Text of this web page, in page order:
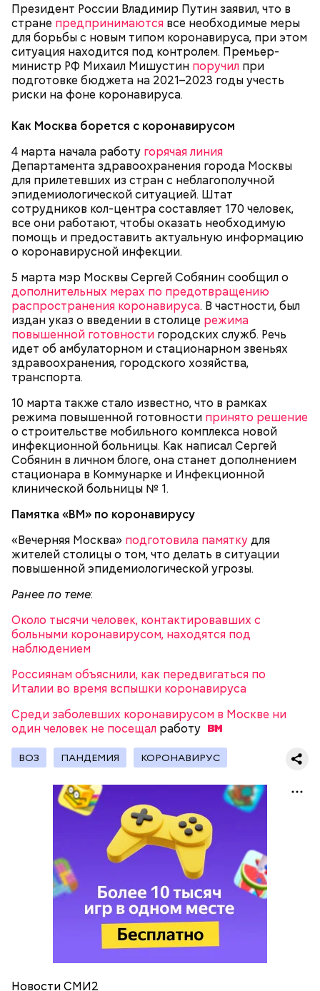
Президент России Владимир Путин заявил, что в
стране предпринимаются все необходимые меры
для борьбы с новым типом коронавируса, при этом
ситуация находится под контролем. Премьер-
министр РФ Михаил Мишустин поручил при
подготовке бюджета на 2021–2023 годы учесть
риски на фоне коронавируса.
Как Москва борется с коронавирусом
4 марта начала работу горячая линия
Департамента здравоохранения города Москвы
для прилетевших из стран с неблагополучной
эпидемиологической ситуацией. Штат
сотрудников кол-центра составляет 170 человек,
все они работают, чтобы оказать необходимую
помощь и предоставить актуальную информацию
о коронавирусной инфекции.
5 марта мэр Москвы Сергей Собянин сообщил о
дополнительных мерах по предотвращению
распространения коронавируса. В частности, был
издан указ о введении в столице режима
повышенной готовности городских служб. Речь
идет об амбулаторном и стационарном звеньях
здравоохранения, городского хозяйства,
транспорта.
10 марта также стало известно, что в рамках
режима повышенной готовности принято решение
о строительстве мобильного комплекса новой
инфекционной больницы. Как написал Сергей
Собянин в личном блоге, она станет дополнением
стационара в Коммунарке и Инфекционной
клинической больницы № 1.
Памятка «ВМ» по коронавирусу
«Вечерняя Москва» подготовила памяткудля
жителей столицы о том, что делать в ситуации
повышенной эпидемиологической угрозы.
Ранее по теме:
Около тысячи человек, контактировавших с
больными коронавирусом, находятся под
наблюдением
Россиянам объяснили, как передвигаться по
Италии во время вспышки коронавируса
Среди заболевших коронавирусом в Москве ни
один человек не посещал работу
ВОЗ ПАНДЕМИЯ КОРОНАВИРУС
Новости СМИ2
Ранее стало известно, что Россия с 13 марта
коронавирусом.
СПРАВКА «ВМ»
Вспышка коронавирусаначаласьв китайском
городе Ухань (провинция Хубэй). 31 декабря 2019
года власти Китая сообщили о ней специалистам
Всемирной организации здравоохранения (ВОЗ).
Установлен возбудитель болезни — коронавирус
COVID-19. Он распространился еще в ряде стран,
включая Иран, Италию, Францию, Японию,
Северную Корею, Таиланд и другие.
Правительство Россиизакрыло отдельные участки
границы с КНРна Дальнем Востоке и отменило
рабочие визы для китайцев. Находившихся в
провинции Хубэй россиян эвакуировали. Также
были приостановлены полеты всех регулярных
российских авиакомпаний в КНР, кроме нескольких
рейсов в Пекин, Шанхай, Гуанчжоу и Гонконг. РЖД
прекратили железнодорожное сообщение с
Китаем.
Президент России Владимир Путин заявил, что в
странепредпринимаютсявсе необходимые меры
для борьбы с новым типом коронавируса, при этом
ситуация находится под контролем. Премьер-
министр РФ Михаил Мишустинпоручилпри
подготовке бюджета на 2021–2023 годы учесть